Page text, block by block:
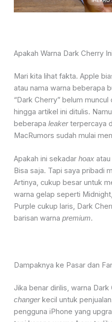
Apakah Warna Dark Cherry
Mari kita lihat fakta. Apple
atau nama warna beberapa
“Dark Cherry” belum
hingga artikel ini ditulis.
beberapa leakerterpercaya
MacRumors sudah mulai
Apakah ini sekadar hoaxatau
Bisa saja. Tapi saya pribadi
Artinya, cukup besar untuk
warna gelap seperti
Purple cukup laris, Dark
barisan warna premium.
Dampaknya ke Pasar dan
Jika benar dirilis, warna
changerkecil untuk
pengguna iPhone yang